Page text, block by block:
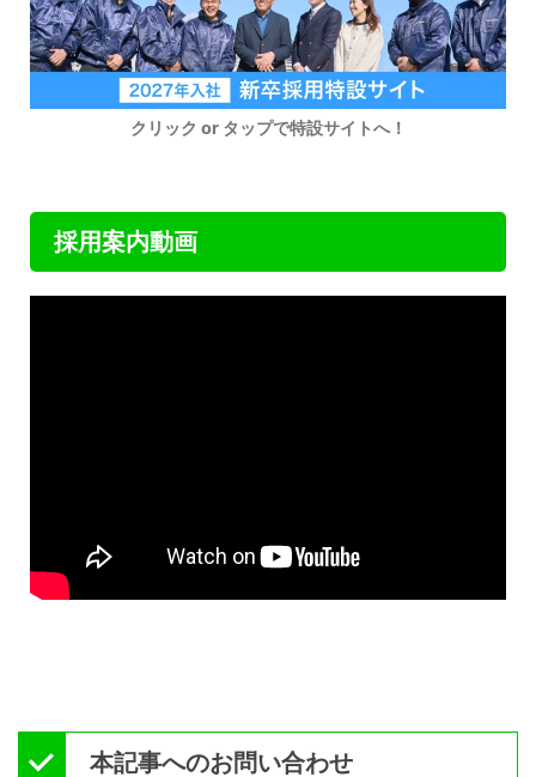
クリック or タップで特設サイトへ！
採用案内動画
本記事へのお問い合わせ